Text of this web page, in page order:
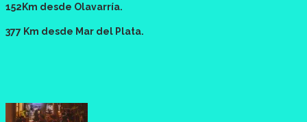
152Km desde Olavarría.
377 Km desde Mar del Plata.